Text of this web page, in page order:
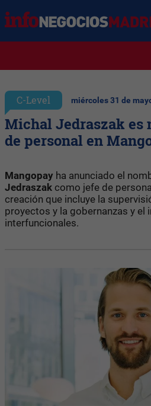
C-Level miércoles 31 de
Michal Jedraszak es
de personal en
Mangopay ha anunciado el
Jedraszak como jefe de
creación que incluye la
proyectos y la gobernanzas y el
interfuncionales.